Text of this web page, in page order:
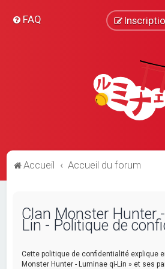
FAQ
Accueil Accueil du forum
Clan Monster Hunter
Lin - Politique de
Cette politique de confidentialité explique
Monster Hunter - Luminae qi-Lin » et ses